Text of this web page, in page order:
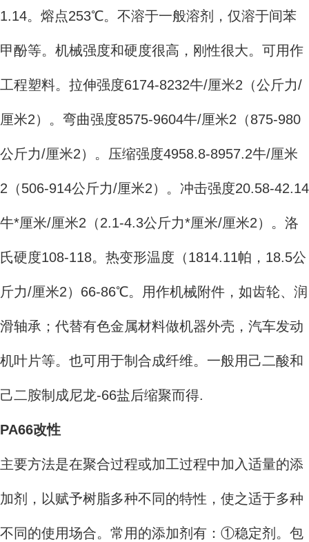
1.14。熔点253℃。不溶于一般溶剂，仅溶于间苯
甲酚等。机械强度和硬度很高，刚性很大。可用作
工程塑料。拉伸强度6174-8232牛/厘米2（公斤力/
厘米2）。弯曲强度8575-9604牛/厘米2（875-980
公斤力/厘米2）。压缩强度4958.8-8957.2牛/厘米
2（506-914公斤力/厘米2）。冲击强度20.58-42.14
牛*厘米/厘米2（2.1-4.3公斤力*厘米/厘米2）。洛
氏硬度108-118。热变形温度（1814.11帕，18.5公
斤力/厘米2）66-86℃。用作机械附件，如齿轮、润
滑轴承；代替有色金属材料做机器外壳，汽车发动
机叶片等。也可用于制合成纤维。一般用己二酸和
己二胺制成尼龙-66盐后缩聚而得.
PA66改性
主要方法是在聚合过程或加工过程中加入适量的添
加剂，以赋予树脂多种不同的特性，使之适于多种
不同的使用场合。常用的添加剂有：①稳定剂。包